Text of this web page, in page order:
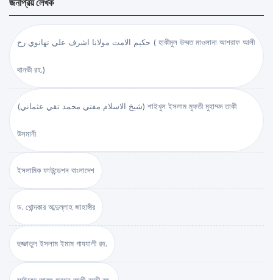
জনপ্রিয় লেখক
حكيم الامت مولانا اشرف علي تهانوي رح ( হাকীমুল উম্মত মাওলানা আশরাফ আলী
থানভী রহ.)
(شيخ الاسلام مفتي محمد تقي عثماني) শাইখুল ইসলাম মুফতী মুহাম্মদ তাকী
উসমানী
ইসলামিক ফাউন্ডেশন বাংলাদেশ
ড. খোন্দকার আব্দুল্লাহ জাহাঙ্গীর
হুজ্জাতুল ইসলাম ইমাম গাযযালী রহ.